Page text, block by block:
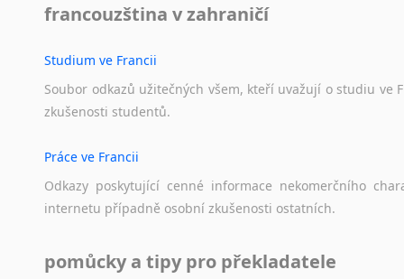
francouzština v zahraničí
Studium ve Francii
Soubor odkazů užitečných všem, kteří uvažují o studiu ve
zkušenosti studentů.
Práce ve Francii
Odkazy poskytující cenné informace nekomerčního
internetu případně osobní zkušenosti ostatních.
pomůcky a tipy pro překladatele